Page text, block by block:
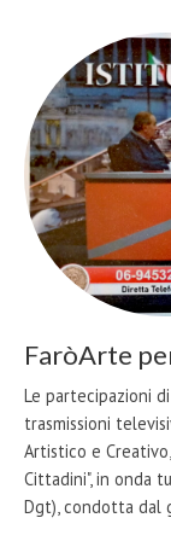
FaròArte
Le partecipazioni
trasmissioni
Artistico e
Cittadini", in onda
Dgt), condotta dal